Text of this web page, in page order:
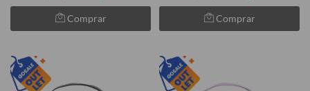
Comprar Comprar